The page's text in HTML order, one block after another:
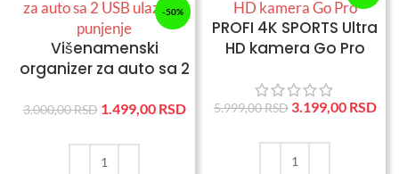
-50%
Višenamenski
organizer za auto sa 2
3.000,00RSD 1.499,00 RSD
PROFI 4K SPORTS Ultra
HD kamera Go Pro
5.999,00RSD 3.199,00 RSD